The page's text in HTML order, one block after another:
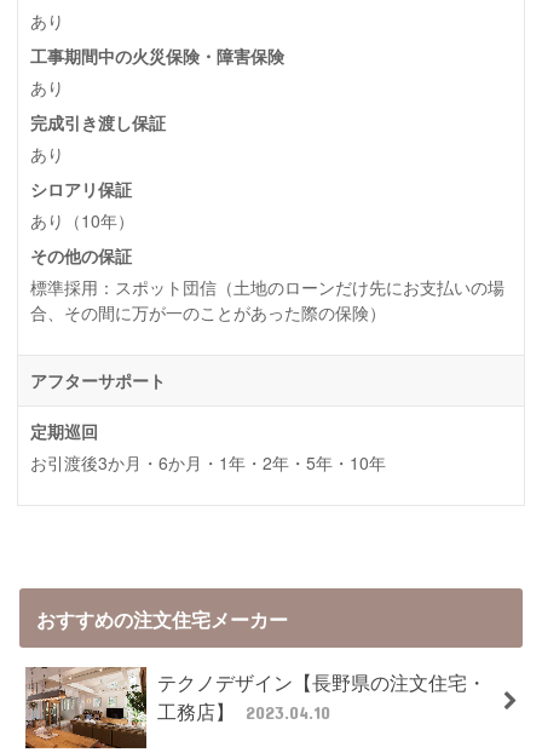
あり
工事期間中の火災保険・障害保険
あり
完成引き渡し保証
あり
シロアリ保証
あり（10年）
その他の保証
標準採用：スポット団信（土地のローンだけ先にお支払いの場
合、その間に万が一のことがあった際の保険）
アフターサポート
定期巡回
お引渡後3か月・6か月・1年・2年・5年・10年
おすすめの注文住宅メーカー
テクノデザイン【長野県の注文住宅・
工務店】
2023.04.10